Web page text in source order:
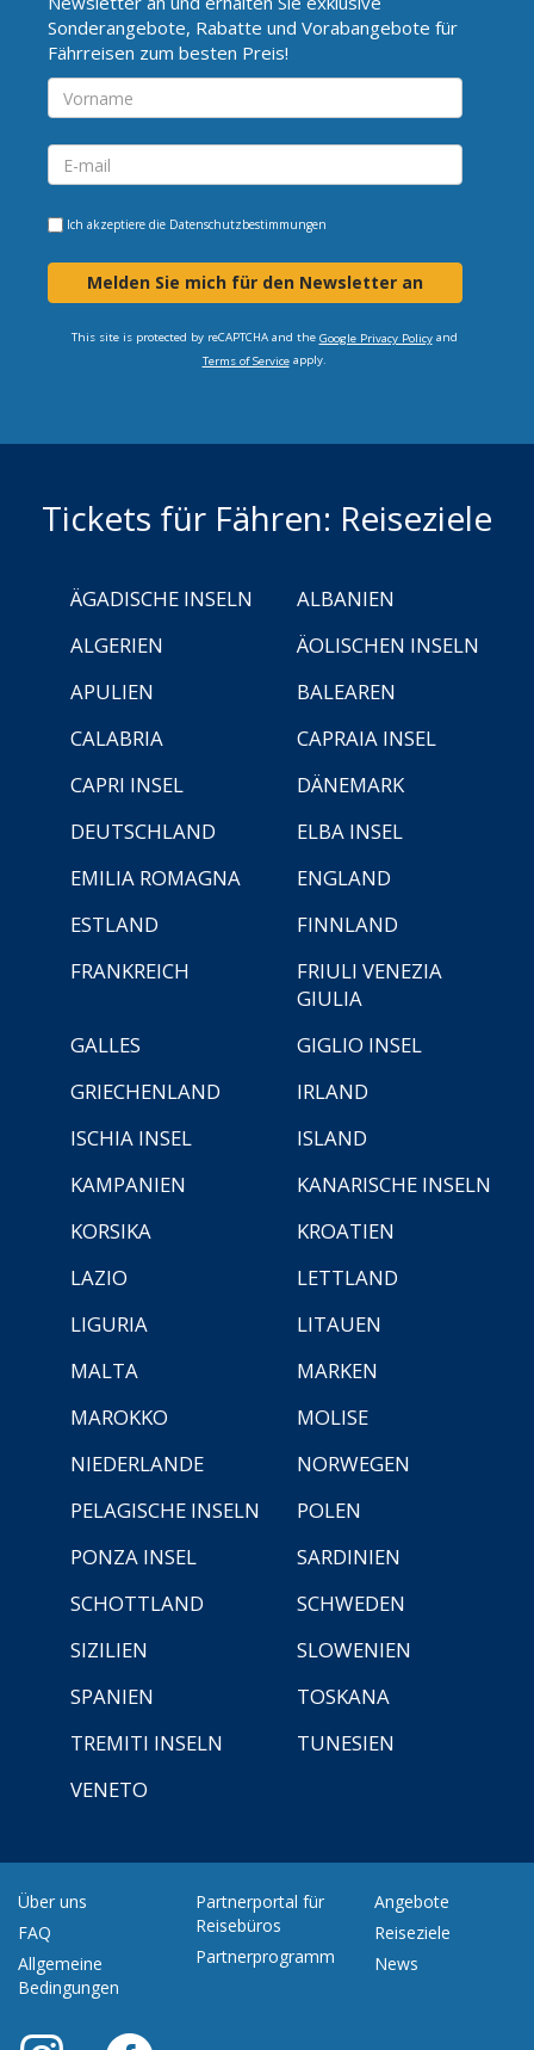
Sonderangebote, Rabatte und Vorabangebote für
Fährreisen zum besten Preis!
Ich akzeptiere die Datenschutzbestimmungen
Melden Sie mich für den Newsletter an
This site is protected by reCAPTCHA and the Google Privacy Policyand
Terms of Serviceapply.
Tickets für Fähren: Reiseziele
ÄGADISCHE INSELN
ALBANIEN
ALGERIEN
ÄOLISCHEN INSELN
APULIEN
BALEAREN
CALABRIA
CAPRAIA INSEL
CAPRI INSEL
DÄNEMARK
DEUTSCHLAND
ELBA INSEL
EMILIA ROMAGNA
ENGLAND
ESTLAND
FINNLAND
FRANKREICH
FRIULI VENEZIA
GIULIA
GALLES
GIGLIO INSEL
GRIECHENLAND
IRLAND
ISCHIA INSEL
ISLAND
KAMPANIEN
KANARISCHE INSELN
KORSIKA
KROATIEN
LAZIO
LETTLAND
LIGURIA
LITAUEN
MALTA
MARKEN
MAROKKO
MOLISE
NIEDERLANDE
NORWEGEN
PELAGISCHE INSELN
POLEN
PONZA INSEL
SARDINIEN
SCHOTTLAND
SCHWEDEN
SIZILIEN
SLOWENIEN
SPANIEN
TOSKANA
TREMITI INSELN
TUNESIEN
VENETO
Über uns
FAQ
Allgemeine
Bedingungen
Partnerportal für
Reisebüros
Partnerprogramm
Angebote
Reiseziele
News